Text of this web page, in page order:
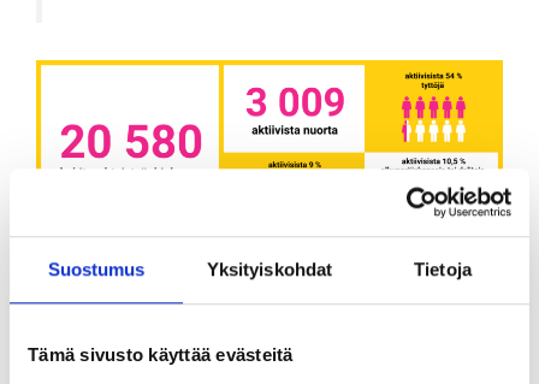
Suostumus Yksityiskohdat Tietoja
Tämä sivusto käyttää evästeitä
Aikuiset vaikuttamistyön tukena
Muutoskuvauksissa on useita esimerkkejä